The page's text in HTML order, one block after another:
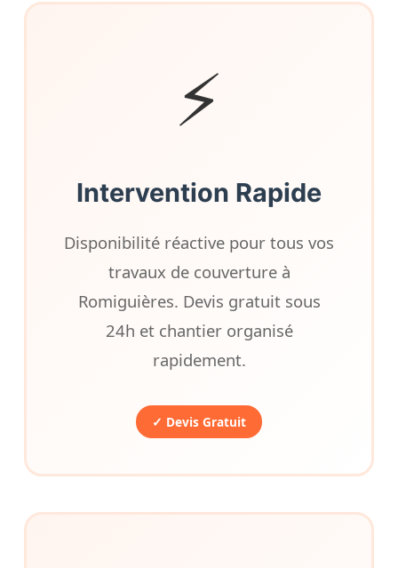
⚡
Intervention Rapide
Disponibilité réactive pour tous vos
travaux de couverture à
Romiguières. Devis gratuit sous
24h et chantier organisé
rapidement.
✓ Devis Gratuit